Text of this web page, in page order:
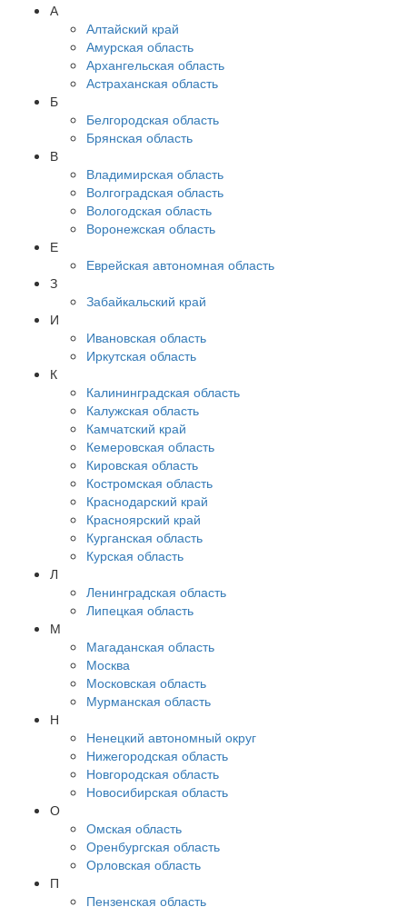
А
Алтайский край
Амурская область
Архангельская область
Астраханская область
Б
Белгородская область
Брянская область
В
Владимирская область
Волгоградская область
Вологодская область
Воронежская область
Е
Еврейская автономная область
З
Забайкальский край
И
Ивановская область
Иркутская область
К
Калининградская область
Калужская область
Камчатский край
Кемеровская область
Кировская область
Костромская область
Краснодарский край
Красноярский край
Курганская область
Курская область
Л
Ленинградская область
Липецкая область
М
Магаданская область
Москва
Московская область
Мурманская область
Н
Ненецкий автономный округ
Нижегородская область
Новгородская область
Новосибирская область
О
Омская область
Оренбургская область
Орловская область
П
Пензенская область